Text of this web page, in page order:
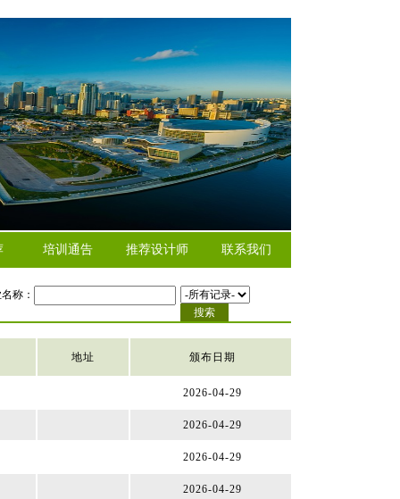
培训通告 推荐设计师 联系我们
称：
地址 颁布日期
2026-04-29
2026-04-29
2026-04-29
2026-04-29